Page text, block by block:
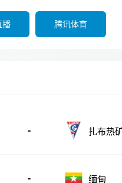
播 腾讯体育
- 扎布热
- 缅甸